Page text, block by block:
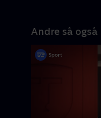
Andre så også